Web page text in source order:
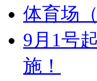
体育场
9月1号
施！